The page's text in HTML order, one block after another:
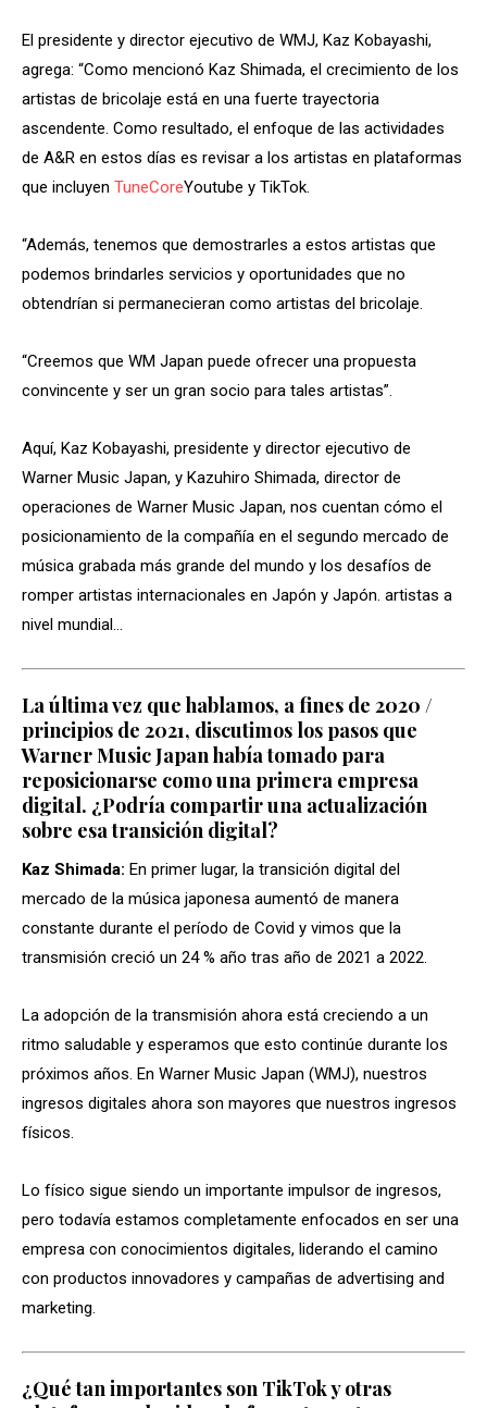
El presidente y director ejecutivo de WMJ, Kaz Kobayashi,
agrega: “Como mencionó Kaz Shimada, el crecimiento de los
artistas de bricolaje está en una fuerte trayectoria
ascendente. Como resultado, el enfoque de las actividades
de A&R en estos días es revisar a los artistas en plataformas
que incluyen TuneCoreYoutube y TikTok.
“Además, tenemos que demostrarles a estos artistas que
podemos brindarles servicios y oportunidades que no
obtendrían si permanecieran como artistas del bricolaje.
“Creemos que WM Japan puede ofrecer una propuesta
convincente y ser un gran socio para tales artistas”.
Aquí, Kaz Kobayashi, presidente y director ejecutivo de
Warner Music Japan, y Kazuhiro Shimada, director de
operaciones de Warner Music Japan, nos cuentan cómo el
posicionamiento de la compañía en el segundo mercado de
música grabada más grande del mundo y los desafíos de
romper artistas internacionales en Japón y Japón. artistas a
nivel mundial…
La última vez que hablamos, a fines de 2020 /
principios de 2021, discutimos los pasos que
Warner Music Japan había tomado para
reposicionarse como una primera empresa
digital. ¿Podría compartir una actualización
sobre esa transición digital?
Kaz Shimada: En primer lugar, la transición digital del
mercado de la música japonesa aumentó de manera
constante durante el período de Covid y vimos que la
transmisión creció un 24 % año tras año de 2021 a 2022.
La adopción de la transmisión ahora está creciendo a un
ritmo saludable y esperamos que esto continúe durante los
próximos años. En Warner Music Japan (WMJ), nuestros
ingresos digitales ahora son mayores que nuestros ingresos
físicos.
Lo físico sigue siendo un importante impulsor de ingresos,
pero todavía estamos completamente enfocados en ser una
empresa con conocimientos digitales, liderando el camino
con productos innovadores y campañas de advertising and
marketing.
¿Qué tan importantes son TikTok y otras